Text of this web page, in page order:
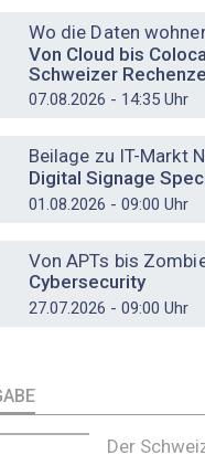
Wo die Daten
Von Cloud bis
Schweizer
07.08.2026 - 14:35 Uhr
Beilage zu IT-Markt
Digital Signage
01.08.2026 - 09:00 Uhr
Von APTs bis
Cybersecurity
27.07.2026 - 09:00 Uhr
Der